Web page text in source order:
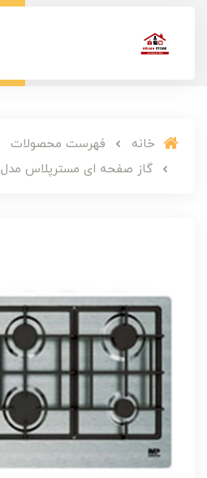
خانه
فهرست محصولات
گاز صفحه ای مسترپلاس مدل G 220